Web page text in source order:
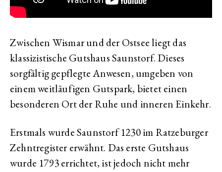
Zwischen Wismar und der Ostsee liegt das
klassizistische Gutshaus Saunstorf. Dieses
sorgfältig gepflegte Anwesen, umgeben von
einem weitläufigen Gutspark, bietet einen
besonderen Ort der Ruhe und inneren Einkehr.
Erstmals wurde Saunstorf 1230 im Ratzeburger
Zehntregister erwähnt. Das erste Gutshaus
wurde 1793 errichtet, ist jedoch nicht mehr